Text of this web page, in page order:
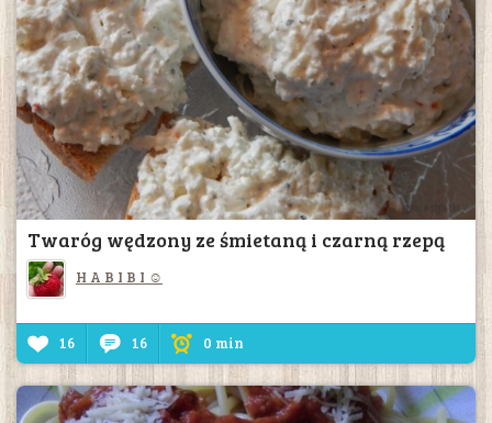
Twaróg wędzony ze śmietaną i czarną rzepą
H A B I B I ☺
16 16 0 min